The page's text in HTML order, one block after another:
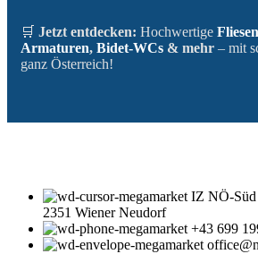
🛒 Jetzt entdecken: Hochwertige Fliesen
Armaturen, Bidet-WCs & mehr – mit
ganz Österreich!
IZ NÖ-Süd
2351 Wiener Neudorf
+43 699